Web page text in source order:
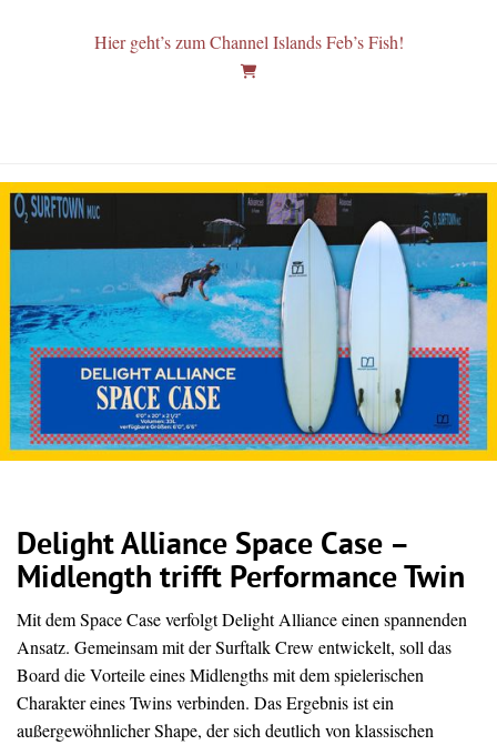
Hier geht’s zum Channel Islands Feb’s Fish!
Delight Alliance Space Case –
Midlength trifft Performance Twin
Mit dem Space Case verfolgt Delight Alliance einen spannenden
Ansatz. Gemeinsam mit der Surftalk Crew entwickelt, soll das
Board die Vorteile eines Midlengths mit dem spielerischen
Charakter eines Twins verbinden. Das Ergebnis ist ein
außergewöhnlicher Shape, der sich deutlich von klassischen